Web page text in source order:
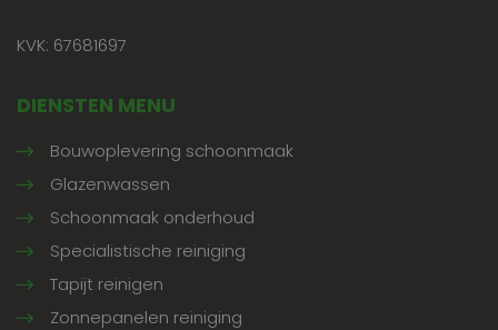
KVK: 67681697
DIENSTEN MENU
Bouwoplevering schoonmaak
Glazenwassen
Schoonmaak onderhoud
Specialistische reiniging
Tapijt reinigen
Zonnepanelen reiniging